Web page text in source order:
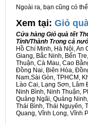
Ngoài ra, bạn cũng có
Xem tại: Giỏ
Cửa hàng Giỏ quà tết
Tỉnh/Thành Trong cả
Hồ Chí Minh, Hà Nội, An
Giang, Bắc Ninh, Bến
Thuận, Cà Mau, Cao
Đồng Nai, Biên Hòa,
Nam,Sài Gòn, TPHCM,
Lào Cai, Lạng Sơn, Lâm
Ninh Bình, Ninh Thuận,
Quảng Ngãi, Quảng
Thái Bình, Thái Nguyên,
Quang, Vĩnh Long, Vĩnh